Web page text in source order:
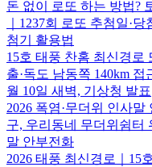
돈 없이 로또 하는 방법?
｜1237회 로또 추첨일·
첨기 활용법
15호 태풍 찬홈 최신경로
출·독도 남동쪽 140km
월 10일 새벽, 기상청 발표
2026 폭염·무더위 인사
구, 우리동네 무더위쉼터
말 안부전화
2026 태풍 최신경로｜15